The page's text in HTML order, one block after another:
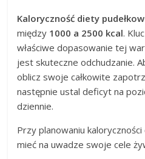
Kaloryczność diety
między 1000 a 2500 kcal.
właściwe dopasowanie tej
jest skuteczne odchudzanie.
oblicz swoje całkowite
następnie ustal deficyt na
dziennie.
Przy planowaniu
mieć na uwadze swoje cele